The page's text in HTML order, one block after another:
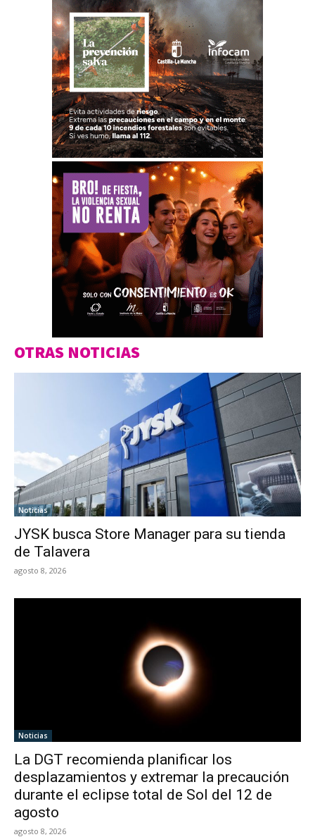
OTRAS NOTICIAS
Noticias
JYSK busca Store Manager para su tienda
de Talavera
agosto 8, 2026
Noticias
La DGT recomienda planificar los
desplazamientos y extremar la precaución
durante el eclipse total de Sol del 12 de
agosto
agosto 8, 2026